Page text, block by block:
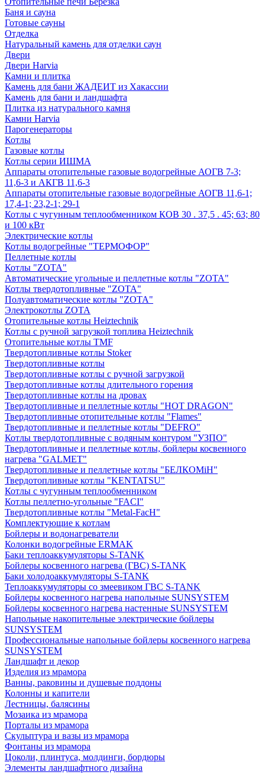
Баня и сауна
Готовые сауны
Отделка
Натуральный камень для отделки саун
Двери
Двери Harvia
Камни и плитка
Камень для бани ЖАДЕИТ из Хакассии
Камень для бани и ландшафта
Плитка из натурального камня
Камни Harvia
Парогенераторы
Котлы
Газовые котлы
Котлы серии ИШМА
Аппараты отопительные газовые водогрейные АОГВ 7-3;
11,6-3 и АКГВ 11,6-3
Аппараты отопительные газовые водогрейные АОГВ 11,6-1;
17,4-1; 23,2-1; 29-1
Котлы с чугунным теплообменником КОВ 30 . 37,5 . 45; 63; 80
и 100 кВт
Электрические котлы
Котлы водогрейные "ТЕРМОФОР"
Пеллетные котлы
Котлы "ZOTA"
Автоматические угольные и пеллетные котлы "ZOTA"
Котлы твердотопливные "ZOTA"
Полуавтоматические котлы "ZOTA"
Электрокотлы ZOTA
Отопительные котлы Heiztechnik
Котлы с ручной загрузкой топлива Heiztechnik
Отопительные котлы TMF
Твердотопливные котлы Stoker
Твердотопливные котлы
Твердотопливные котлы с ручной загрузкой
Твердотопливные котлы длительного горения
Твердотопливные котлы на дровах
Твердотопливные и пеллетные котлы "HOT DRAGON"
Твердотопливные отопительные котлы "Flames"
Твердотопливные и пеллетные котлы "DEFRO"
Котлы твердотопливные с водяным контуром "УЗПО"
Твердотопливные и пеллетные котлы, бойлеры косвенного
нагрева "GALMET"
Твердотопливные и пеллетные котлы "БЕЛКОМiН"
Твердотопливные котлы "KENTATSU"
Котлы с чугунным теплообменником
Котлы пеллетно-угольные "FACI"
Твердотопливные котлы "Metal-FacH"
Комплектующие к котлам
Бойлеры и водонагреватели
Колонки водогрейные ERMAK
Баки теплоаккумуляторы S-TANK
Бойлеры косвенного нагрева (ГВС) S-TANK
Баки холодоаккумуляторы S-TANK
Теплоаккумуляторы со змеевиком ГВС S-TANK
Бойлеры косвенного нагрева напольные SUNSYSTEM
Бойлеры косвенного нагрева настенные SUNSYSTEM
Напольные накопительные электрические бойлеры
SUNSYSTEM
Профессиональные напольные бойлеры косвенного нагрева
SUNSYSTEM
Ландшафт и декор
Изделия из мрамора
Ванны, раковины и душевые поддоны
Колонны и капители
Лестницы, балясины
Мозаика из мрамора
Порталы из мрамора
Скульптура и вазы из мрамора
Фонтаны из мрамора
Цоколи, плинтуса, молдинги, бордюры
Элементы ландшафтного дизайна